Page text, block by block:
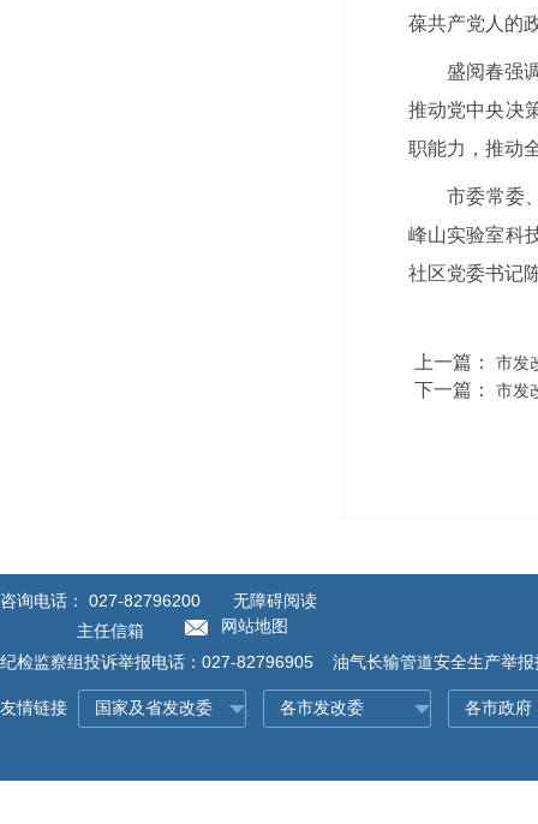
葆共产党人的
盛阅春强
推动党中央决
职能力，推动
市委常委
峰山实验室科
社区党委书记
上一篇： 市发
下一篇： 市发
咨询电话： 027-82796200
无障碍阅读
主任信箱
网站地图
纪检监察组投诉举报电话：027-82796905 油气长输管道安全生产举
友情链接